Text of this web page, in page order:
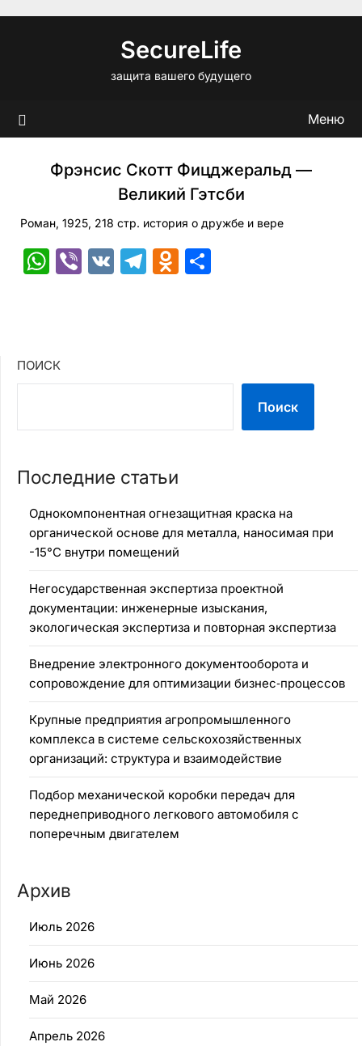
SecureLife
защита вашего будущего
Меню
Фрэнсис Скотт Фицджеральд —
Великий Гэтсби
Роман, 1925, 218 стр. история о дружбе и вере
WhatsApp
Viber
VK Telegram
Odnoklassniki
ПОИСК
Поиск
Последние статьи
Однокомпонентная огнезащитная краска на
органической основе для металла, наносимая при
-15°C внутри помещений
Негосударственная экспертиза проектной
документации: инженерные изыскания,
экологическая экспертиза и повторная экспертиза
Внедрение электронного документооборота и
сопровождение для оптимизации бизнес‑процессов
Крупные предприятия агропромышленного
комплекса в системе сельскохозяйственных
организаций: структура и взаимодействие
Подбор механической коробки передач для
переднеприводного легкового автомобиля с
поперечным двигателем
Архив
Июль 2026
Июнь 2026
Май 2026
Апрель 2026